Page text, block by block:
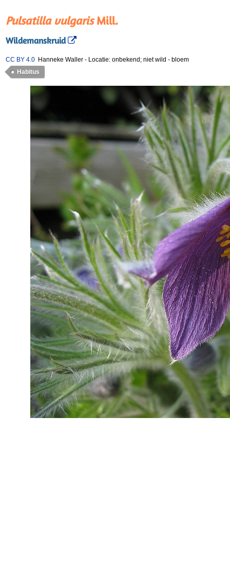
Pulsatilla vulgarisMill.
Wildemanskruid
CC BY 4.0 Hanneke Waller - Locatie: onbekend; niet wild - bloem
Habitus